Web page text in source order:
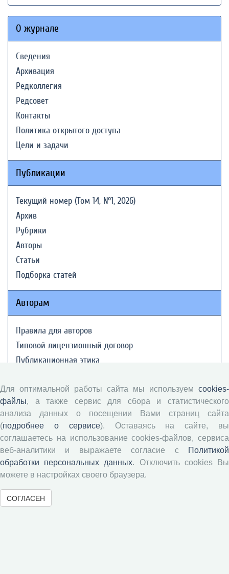
О журнале
Сведения
Архивация
Редколлегия
Редсовет
Контакты
Политика открытого доступа
Цели и задачи
Публикации
Текущий номер (Том 14, №1, 2026)
Архив
Рубрики
Авторы
Статьи
Подборка статей
Авторам
Правила для авторов
Типовой лицензионный договор
Публикационная этика
Авторские права
Рецензентам
Положение о рецензировании
Форма рецензии
Для оптимальной работы сайта мы используем cookies-
файлы, а также сервис для сбора и статистического
анализа данных о посещении Вами страниц сайта
(подробнее о сервисе). Оставаясь на сайте, вы
соглашаетесь на использование cookies-файлов, сервиса
веб-аналитики и выражаете согласие с
Политикой
обработки персональных данных. Отключить cookies Вы
можете в настройках своего браузера.
СОГЛАСЕН